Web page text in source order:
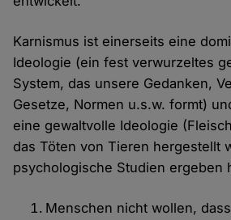
Karnismus ist einerseits eine
Ideologie (ein fest verwurzeltes
System, das unsere Gedanken,
Gesetze, Normen u.s.w. formt)
eine gewaltvolle Ideologie
das Töten von Tieren hergestellt
psychologische Studien ergeben
Menschen nicht wollen,